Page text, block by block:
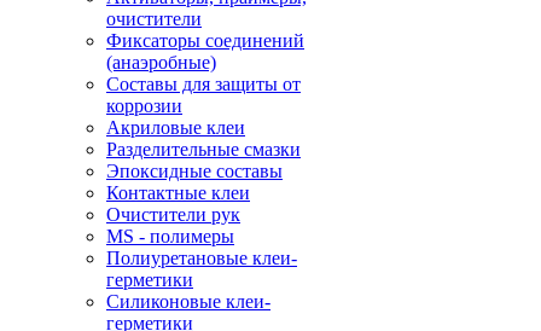
очистители
Фиксаторы соединений
(анаэробные)
Составы для защиты от
коррозии
Акриловые клеи
Разделительные смазки
Эпоксидные составы
Контактные клеи
Очистители рук
MS - полимеры
Полиуретановые клеи-
герметики
Силиконовые клеи-
герметики